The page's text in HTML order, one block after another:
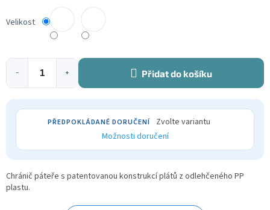
Velikost
+
− Přidat do košíku
Zvolte variantu
Možnosti doručení
Chránič páteře s patentovanou konstrukcí plátů z odlehčeného PP
plastu.